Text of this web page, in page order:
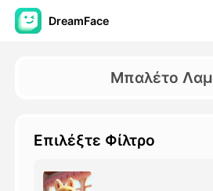
DreamFace
Βίντεο
Μπαλέτο
Επιλέξτε Φίλτρο